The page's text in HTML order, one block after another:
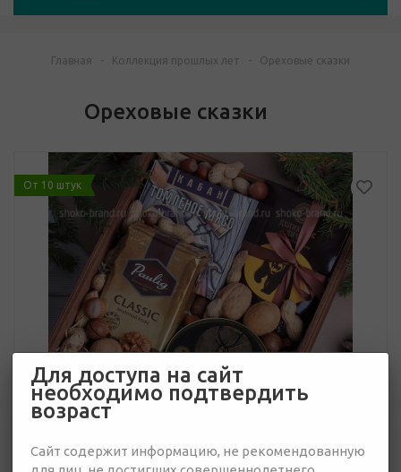
Главная - Коллекция прошлых лет - Ореховые сказки
Ореховые сказки
От 10 штук
Для доступа на сайт
необходимо подтвердить
возраст
Сайт содержит информацию, не рекомендованную